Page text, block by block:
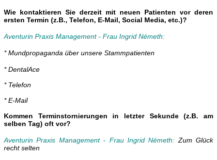
Wie kontaktieren Sie derzeit mit neuen Patienten vor deren
ersten Termin (z.B., Telefon, E-Mail, Social Media, etc.)?
Aventurin Praxis Management - Frau Ingrid Németh:
*Mundpropaganda über unsere Stammpatienten
* DentalAce
* Telefon
* E-Mail
Kommen Terminstornierungen in letzter Sekunde (z.B. am
selben Tag) oft vor?
Aventurin Praxis Management- Frau Ingrid Németh: Zum Glück
recht selten